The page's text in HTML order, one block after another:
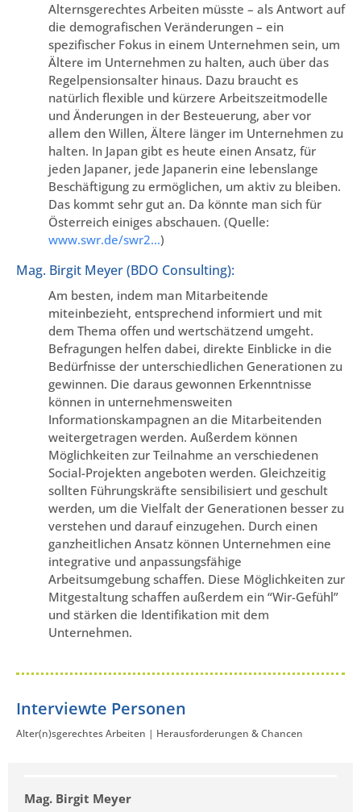
Alternsgerechtes Arbeiten müsste – als Antwort auf
die demografischen Veränderungen – ein
spezifischer Fokus in einem Unternehmen sein, um
Ältere im Unternehmen zu halten, auch über das
Regelpensionsalter hinaus. Dazu braucht es
natürlich flexible und kürzere Arbeitszeitmodelle
und Änderungen in der Besteuerung, aber vor
allem den Willen, Ältere länger im Unternehmen zu
halten. In Japan gibt es heute einen Ansatz, für
jeden Japaner, jede Japanerin eine lebenslange
Beschäftigung zu ermöglichen, um aktiv zu bleiben.
Das kommt sehr gut an. Da könnte man sich für
Österreich einiges abschauen. (Quelle:
www.swr.de/swr2…)
Mag. Birgit Meyer (BDO Consulting):
Am besten, indem man Mitarbeitende
miteinbezieht, entsprechend informiert und mit
dem Thema offen und wertschätzend umgeht.
Befragungen helfen dabei, direkte Einblicke in die
Bedürfnisse der unterschiedlichen Generationen zu
gewinnen. Die daraus gewonnen Erkenntnisse
können in unternehmensweiten
Informationskampagnen an die Mitarbeitenden
weitergetragen werden. Außerdem können
Möglichkeiten zur Teilnahme an verschiedenen
Social-Projekten angeboten werden. Gleichzeitig
sollten Führungskräfte sensibilisiert und geschult
werden, um die Vielfalt der Generationen besser zu
verstehen und darauf einzugehen. Durch einen
ganzheitlichen Ansatz können Unternehmen eine
integrative und anpassungsfähige
Arbeitsumgebung schaffen. Diese Möglichkeiten zur
Mitgestaltung schaffen außerdem ein “Wir-Gefühl”
und stärken die Identifikation mit dem
Unternehmen.
Interviewte Personen
Alter(n)sgerechtes Arbeiten | Herausforderungen & Chancen
Mag. Birgit Meyer